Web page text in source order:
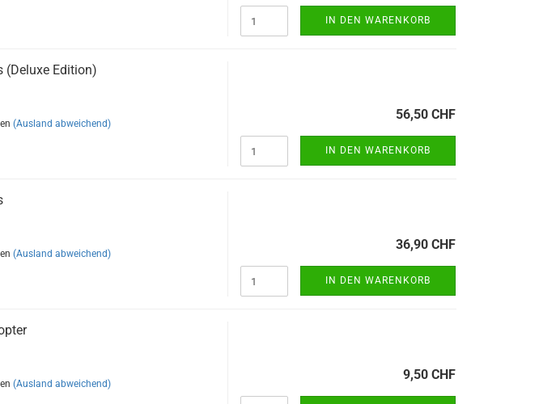
IN DEN WARENKORB
(Deluxe Edition)
(Ausland abweichend)
56,50 CHF
IN DEN WARENKORB
(Ausland abweichend)
36,90 CHF
IN DEN WARENKORB
(Ausland abweichend)
9,50 CHF